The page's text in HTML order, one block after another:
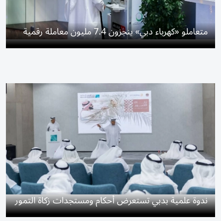
متعاملو «كهرباء دبي» ينجزون 7.4 مليون معاملة رقمية
ندوة علمية بدبي تستعرض أحكام ومستجدات زكاة التمور